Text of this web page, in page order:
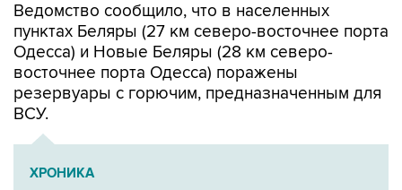
Ведомство сообщило, что в населенных
пунктах Беляры (27 км северо-восточнее порта
Одесса) и Новые Беляры (28 км северо-
восточнее порта Одесса) поражены
резервуары с горючим, предназначенным для
ВСУ.
ХРОНИКА